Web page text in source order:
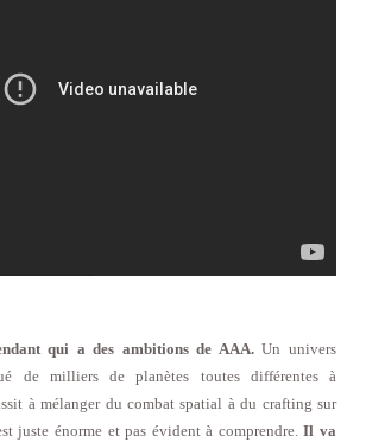
qui a des ambitions de AAA.Un univers
de milliers de planètes toutes différentes à
à mélanger du combat spatial à du crafting sur
juste énorme et pas évident à comprendre.Il va